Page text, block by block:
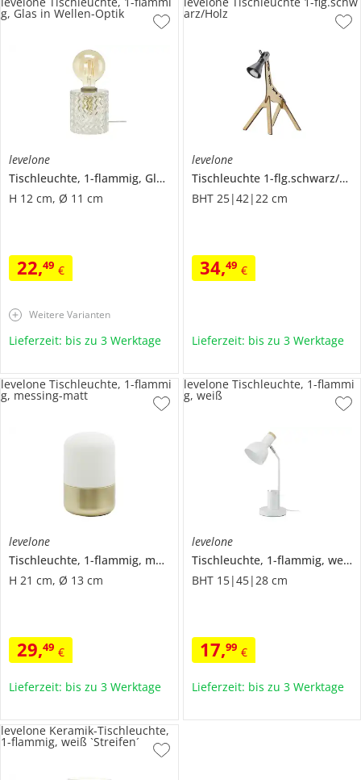
levelone
Tischleuchte, 1-flammig, Glas in Wellen-Optik
H 12 cm, Ø 11 cm
22,49 €
g, Glas in Wellen-Optik
Weitere Varianten
Lieferzeit: bis zu 3 Werktage
levelone
Tischleuchte 1-flg.schwarz/Holz
BHT 25|42|22 cm
34,49 €
arz/Holz
Lieferzeit: bis zu 3 Werktage
levelone
Tischleuchte, 1-flammig, messing-matt
H 21 cm, Ø 13 cm
29,49 €
levelone Tischleuchte, 1-flammi
g, messing-matt
Lieferzeit: bis zu 3 Werktage
levelone
Tischleuchte, 1-flammig, weiß
BHT 15|45|28 cm
17,99 €
levelone Tischleuchte, 1-flammi
g, weiß
Lieferzeit: bis zu 3 Werktage
levelone Keramik-Tischleuchte,
1-flammig, weiß `Streifen´